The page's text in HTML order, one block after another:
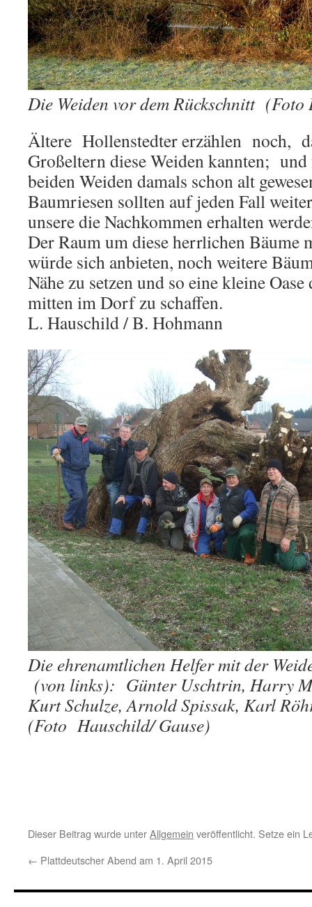
Die Weiden vor dem Rückschnitt (Foto
Ältere Hollenstedter erzählen noch,
Großeltern diese Weiden kannten;
beiden Weiden damals schon alt
Baumriesen sollten auf jeden Fall
unsere die Nachkommen erhalten
Der Raum um diese herrlichen Bäume
würde sich anbieten, noch weitere
Nähe zu setzen und so eine kleine Oase
mitten im Dorf zu schaffen.
L. Hauschild / B. Hohmann
Die ehrenamtlichen Helfer mit der
(von links): Günter Uschtrin, Harry
Kurt Schulze, Arnold Spissak, Karl
(Foto Hauschild/ Gause)
Dieser Beitrag wurde unterAllgemein veröffentlicht. Setze ein
← Plattdeutscher Abend am 1. April 2015